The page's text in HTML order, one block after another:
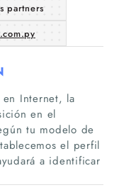
partners
en Internet, la
en el
tu modelo de
el perfil
a identificar